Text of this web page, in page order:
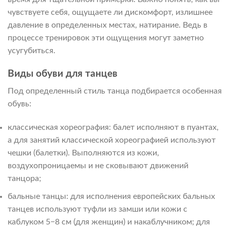
чувствуете себя, ощущаете ли дискомфорт, излишнее
давление в определенных местах, натирание. Ведь в
процессе тренировок эти ощущения могут заметно
усугубиться.
Виды обуви для танцев
Под определенный стиль танца подбирается особенная
обувь:
классическая хореография: балет исполняют в пуантах,
а для занятий классической хореографией используют
чешки (балетки). Выполняются из кожи,
воздухопроницаемы и не сковывают движений
танцора;
бальные танцы: для исполнения европейских бальных
танцев используют туфли из замши или кожи с
каблуком 5−8 см (для женщин) и накаблучником; для